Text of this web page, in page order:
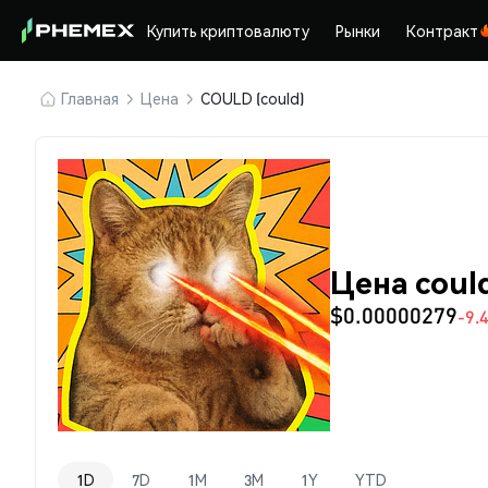
Купить криптовалюту Рынки Контракт
Главная Цена COULD (could)
Цена
$0.00000279-
1D 7D 1M 3M 1Y YTD